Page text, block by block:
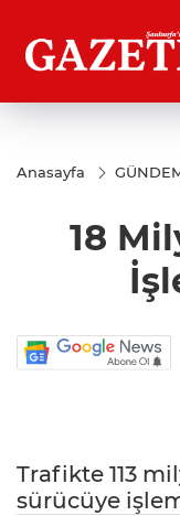
Anasayfa
18
Trafikte 113
sürücüye